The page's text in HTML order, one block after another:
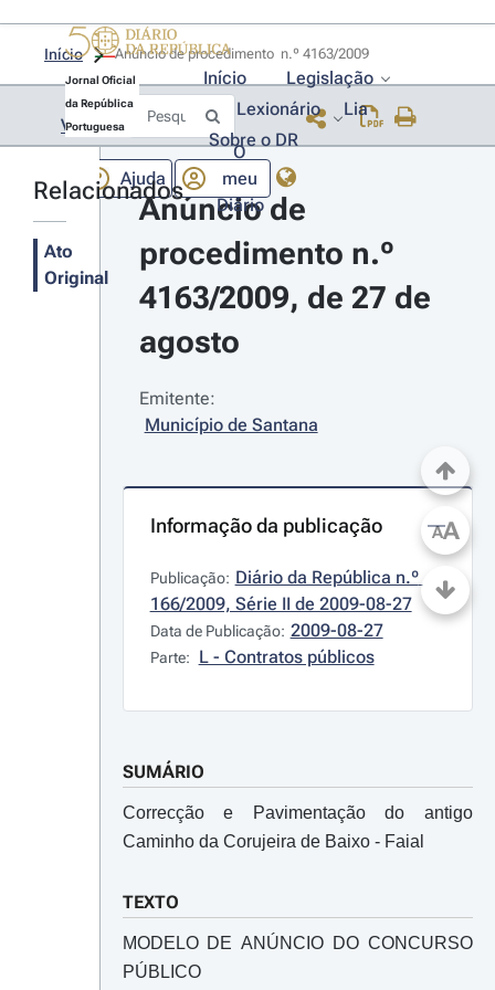
Jornal Oficial
da República
Portuguesa
Início
Legislação
Lexionário
Lia
Sobre o DR
Ajuda
O
meu
Diário
Início
Voltar
Relacionados
Ato
Original
Anúncio de
procedimento n.º
4163/2009, de 27 de
agosto
Emitente:
Município de Santana
Informação da publicação
Publicação: Diário da República n.º
166/2009, Série II de 2009-08-27
Data de Publicação: 2009-08-27
Parte: L - Contratos públicos
SUMÁRIO
Correcção e Pavimentação do antigo
Caminho da Corujeira de Baixo - Faial
TEXTO
MODELO DE ANÚNCIO DO CONCURSO
PÚBLICO
AA